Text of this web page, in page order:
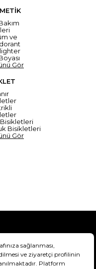
ve
Gör
Bisikletleri
Gör
Bilgisi
& Koşullar